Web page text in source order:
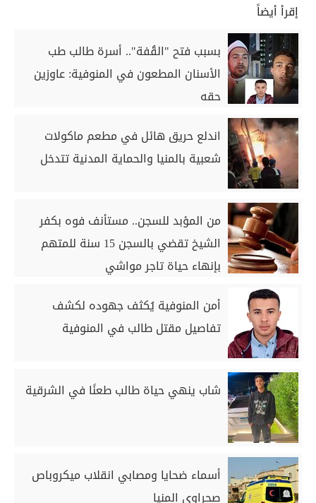
إقرأ أيضاً
بسبب فتح "القُفة".. أسرة طالب طب
الأسنان المطعون في المنوفية: عاوزين
حقه
اندلع حريق هائل في مطعم ماكولات
شعبية بالمنيا والحماية المدنية تتدخل
من المؤبد للسجن.. مستأنف فوه بكفر
الشيخ تقضي بالسجن 15 سنة للمتهم
بإنهاء حياة تاجر مواشي
أمن المنوفية يُكثف جهوده لكشف
تفاصيل مقتل طالب في المنوفية
شاب ينهي حياة طالب طعنًا في الشرقية
أسماء ضحايا ومصابي انقلاب ميكروباص
صحراوي المنيا